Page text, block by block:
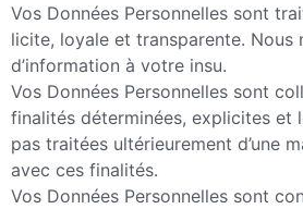
Vos Données Personnelles sont
licite, loyale et transparente. Nous
d’information à votre insu.
Vos Données Personnelles sont
finalités déterminées, explicites et
pas traitées ultérieurement d’une
avec ces finalités.
Vos Données Personnelles sont